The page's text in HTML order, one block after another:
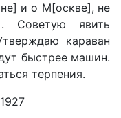
и о М[оскве], не
Советую явить
караван
быстрее машин.
терпения.